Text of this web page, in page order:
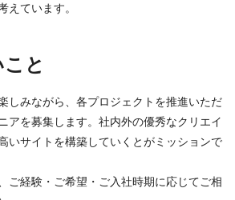
えています。
と
しみながら、各プロジェクトを推進いただ
アを募集します。社内外の優秀なクリエイ
いサイトを構築していくとがミッションで
ご経験・ご希望・ご入社時期に応じてご相